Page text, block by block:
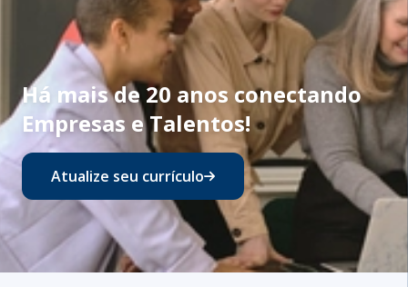
Há mais de 20 anos conectando
Empresas e Talentos!
Atualize seu currículo